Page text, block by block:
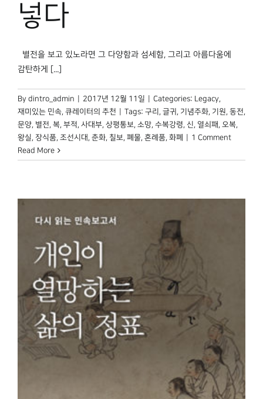
넣다
별전을 보고 있노라면 그 다양함과 섬세함, 그리고 아름다움에
감탄하게 [...]
By dintro_admin 2017년 12월 11일 Categories: Legacy,
재미있는 민속, 큐레이터의 추천 Tags: 구리 , 글귀 , 기념주화, 기원, 동전,
문양, 별전, 복, 부적, 사대부, 상평통보, 소망, 수복강령, 신, 열쇠패 , 오복,
왕실, 장식품, 조선시대 , 춘화, 칠보, 폐물, 혼례품, 화폐
1 Comment
Read More